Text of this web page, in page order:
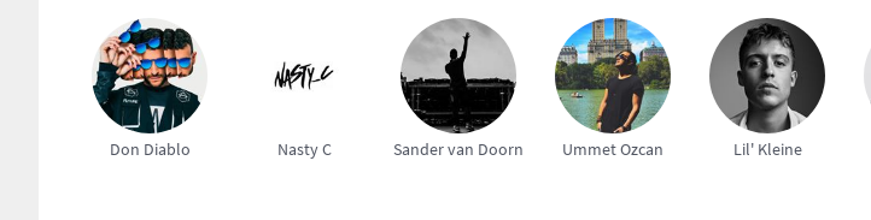
Don Diablo Nasty C Sander van Doorn Ummet Ozcan Lil' Kleine